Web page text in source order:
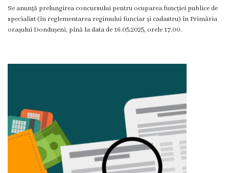
Se anunță prelungirea concursului pentru ocuparea funcției publice de
specialist (în reglementarea regimului funciar și cadastru) în Primăria
orașului Dondușeni, pînă la data de 16.05.2025, orele 17.00.